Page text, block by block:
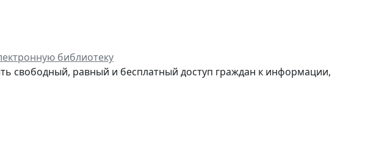
библиотеку
свободный, равный и бесплатный доступ граждан к информации,